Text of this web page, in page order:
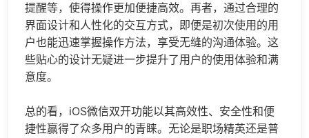
提醒等，使得操作更加便捷高效。再者，通过合理的
界面设计和人性化的交互方式，即便是初次使用的用
户也能迅速掌握操作方法，享受无缝的沟通体验。这
些贴心的设计无疑进一步提升了用户的使用体验和满
意度。
总的看，iOS微信双开功能以其高效性、安全性和便
捷性赢得了众多用户的青睐。无论是职场精英还是普